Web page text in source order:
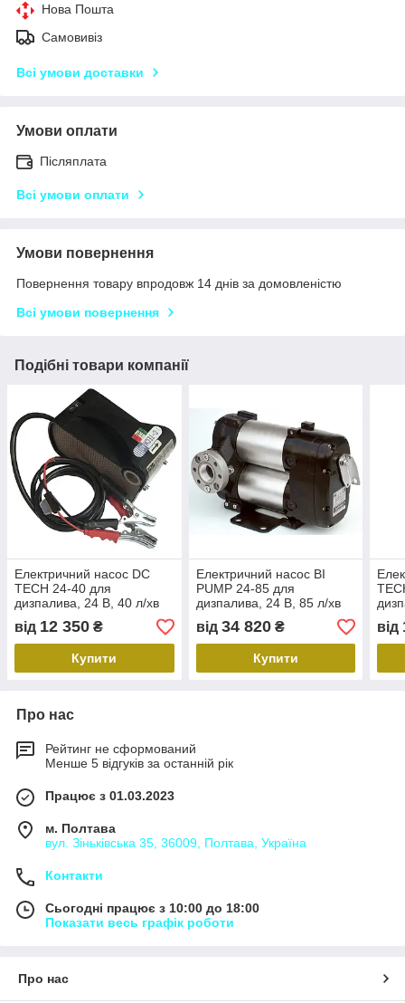
Нова Пошта
Самовивіз
Всі умови доставки
Умови оплати
Післяплата
Всі умови оплати
Умови повернення
Повернення товару впродовж 14 днів за домовленістю
Всі умови повернення
Подібні товари компанії
Електричний насос DC
TECH 24-40 для
дизпалива, 24 В, 40 л/хв
від 12 350 ₴
Купити
Електричний насос BI
PUMP 24-85 для
дизпалива, 24 В, 85 л/хв
від 34 820₴
Купити
хв
від
Про нас
Рейтинг не сформований
Менше 5 відгуків за останній рік
Працює з 01.03.2023
м. Полтава
вул. Зіньківська 35, 36009, Полтава, Україна
Контакти
Сьогодні працює з 10:00 до 18:00
Показати весь графік роботи
Про нас